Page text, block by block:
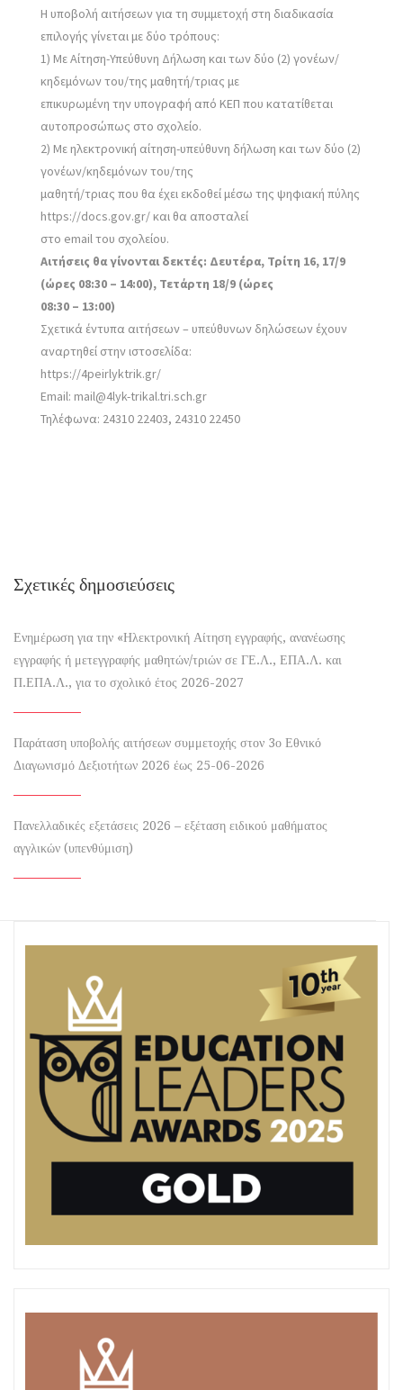
Η υποβολή αιτήσεων για τη συμμετοχή στη διαδικασία
επιλογής γίνεται με δύο τρόπους:
1) Με Αίτηση-Υπεύθυνη Δήλωση και των δύο (2) γονέων/
κηδεμόνων του/της μαθητή/τριας με
επικυρωμένη την υπογραφή από ΚΕΠ που κατατίθεται
αυτοπροσώπως στο σχολείο.
2) Με ηλεκτρονική αίτηση-υπεύθυνη δήλωση και των δύο (2)
γονέων/κηδεμόνων του/της
μαθητή/τριας που θα έχει εκδοθεί μέσω της ψηφιακή πύλης
https://docs.gov.gr/ και θα αποσταλεί
στο email του σχολείου.
Αιτήσεις θα γίνονται δεκτές: Δευτέρα, Τρίτη 16, 17/9
(ώρες 08:30 – 14:00), Τετάρτη 18/9 (ώρες
08:30 – 13:00)
Σχετικά έντυπα αιτήσεων – υπεύθυνων δηλώσεων έχουν
αναρτηθεί στην ιστοσελίδα:
https://4peirlyktrik.gr/
Email: mail@4lyk-trikal.tri.sch.gr
Τηλέφωνα: 24310 22403, 24310 22450
Σχετικές δημοσιεύσεις
Ενημέρωση για την «Ηλεκτρονική Αίτηση εγγραφής, ανανέωσης
εγγραφής ή μετεγγραφής μαθητών/τριών σε ΓΕ.Λ., ΕΠΑ.Λ. και
Π.ΕΠΑ.Λ., για το σχολικό έτος 2026-2027
Παράταση υποβολής αιτήσεων συμμετοχής στον 3ο Εθνικό
Διαγωνισμό Δεξιοτήτων 2026 έως 25-06-2026
Πανελλαδικές εξετάσεις 2026 – εξέταση ειδικού μαθήματος
αγγλικών (υπενθύμιση)